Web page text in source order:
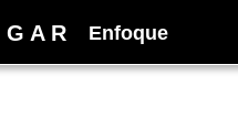
G A R Enfoque